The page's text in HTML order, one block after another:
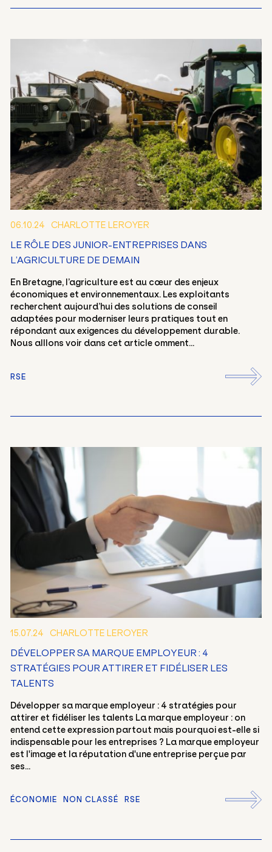
06.10.24 CHARLOTTE LEROYER
LE RÔLE DES JUNIOR-ENTREPRISES DANS
L’AGRICULTURE DE DEMAIN
En Bretagne, l’agriculture est au cœur des enjeux
économiques et environnementaux. Les exploitants
recherchent aujourd’hui des solutions de conseil
adaptées pour moderniser leurs pratiques tout en
répondant aux exigences du développement durable.
Nous alllons voir dans cet article omment...
RSE
15.07.24 CHARLOTTE LEROYER
DÉVELOPPER SA MARQUE EMPLOYEUR : 4
STRATÉGIES POUR ATTIRER ET FIDÉLISER LES
TALENTS
Développer sa marque employeur : 4 stratégies pour
attirer et fidéliser les talents La marque employeur : on
entend cette expression partout mais pourquoi est-elle si
indispensable pour les entreprises ? La marque employeur
est l'image et la réputation d'une entreprise perçue par
ses...
ÉCONOMIE NON CLASSÉ RSE